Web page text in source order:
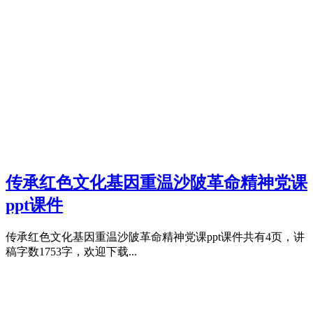
传承红色文化基因重温沙陂革命精神党课
ppt课件
传承红色文化基因重温沙陂革命精神党课ppt课件共有4页，讲
稿字数1753字，欢迎下载...